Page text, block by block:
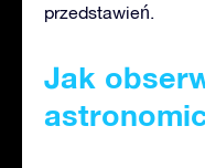
przedstawień.
Jak